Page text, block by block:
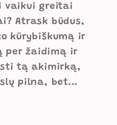
vaikui greitai
Atrask būdus,
kūrybiškumą ir
per žaidimą ir
tą akimirką,
pilna, bet...